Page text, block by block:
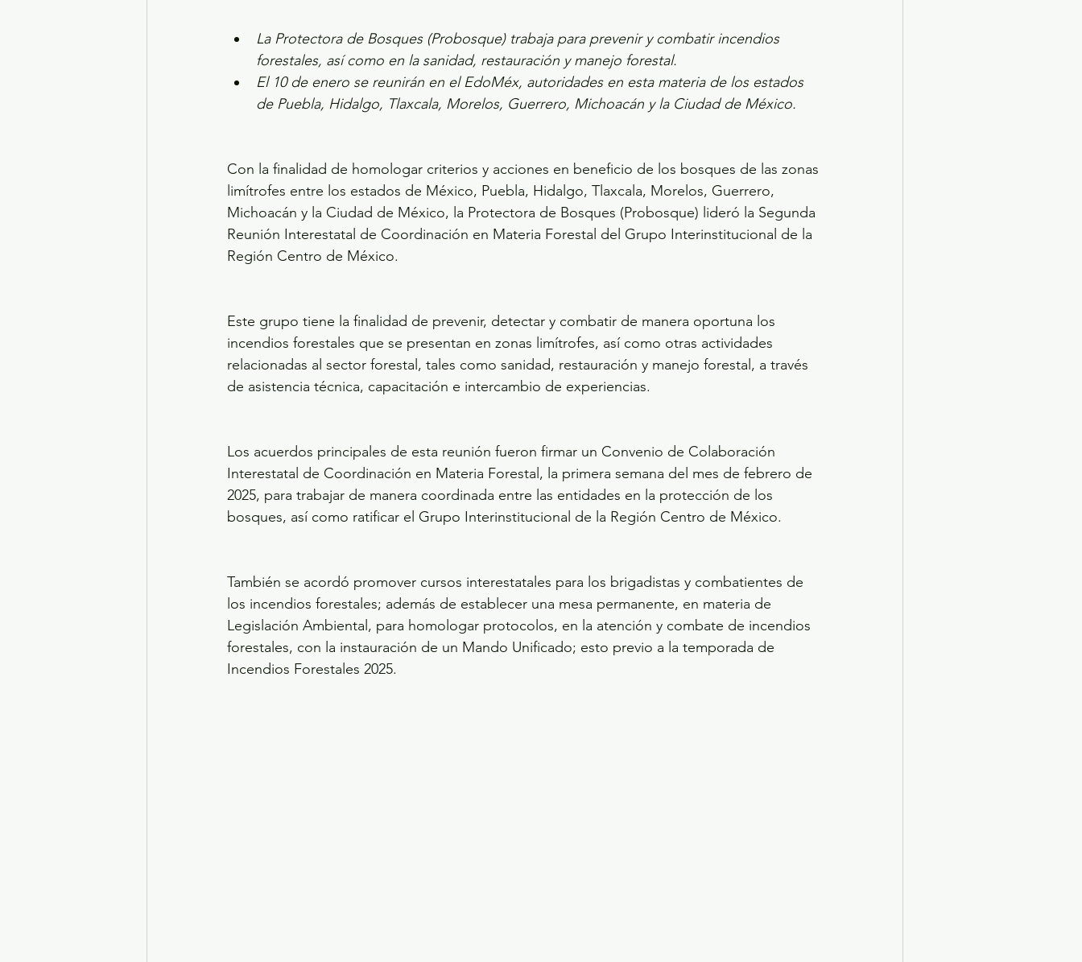
La Protectora de Bosques (Probosque) trabaja para prevenir y combatir incendios
forestales, así como en la sanidad, restauración y manejo forestal.
El 10 de enero se reunirán en el EdoMéx, autoridades en esta materia de los estados
de Puebla, Hidalgo, Tlaxcala, Morelos, Guerrero, Michoacán y la Ciudad de México.
Con la finalidad de homologar criterios y acciones en beneficio de los bosques de las zonas
limítrofes entre los estados de México, Puebla, Hidalgo, Tlaxcala, Morelos, Guerrero,
Michoacán y la Ciudad de México, la Protectora de Bosques (Probosque) lideró la Segunda
Reunión Interestatal de Coordinación en Materia Forestal del Grupo Interinstitucional de la
Región Centro de México.
Este grupo tiene la finalidad de prevenir, detectar y combatir de manera oportuna los
incendios forestales que se presentan en zonas limítrofes, así como otras actividades
relacionadas al sector forestal, tales como sanidad, restauración y manejo forestal, a través
de asistencia técnica, capacitación e intercambio de experiencias.
Los acuerdos principales de esta reunión fueron firmar un Convenio de Colaboración
Interestatal de Coordinación en Materia Forestal, la primera semana del mes de febrero de
2025, para trabajar de manera coordinada entre las entidades en la protección de los
bosques, así como ratificar el Grupo Interinstitucional de la Región Centro de México.
También se acordó promover cursos interestatales para los brigadistas y combatientes de
los incendios forestales; además de establecer una mesa permanente, en materia de
Legislación Ambiental, para homologar protocolos, en la atención y combate de incendios
forestales, con la instauración de un Mando Unificado; esto previo a la temporada de
Incendios Forestales 2025.